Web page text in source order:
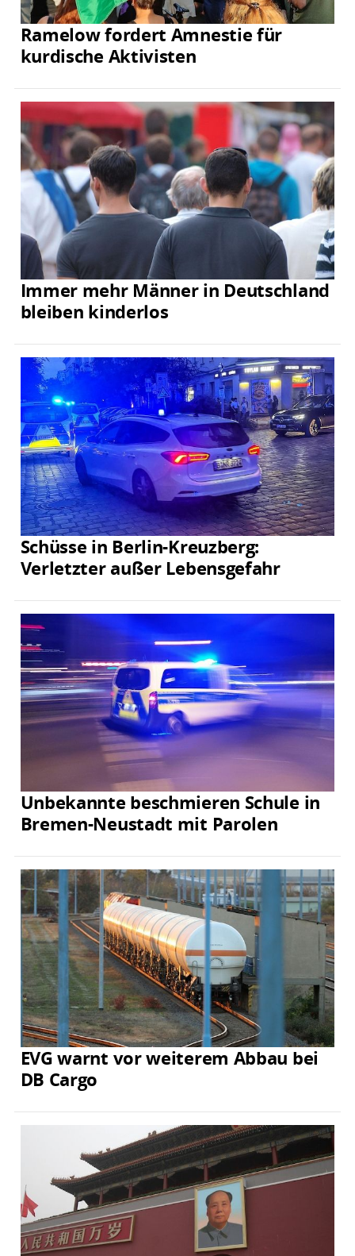
Ramelow fordert Amnestie für
kurdische Aktivisten
Immer mehr Männer in Deutschland
bleiben kinderlos
Schüsse in Berlin-Kreuzberg:
Verletzter außer Lebensgefahr
Unbekannte beschmieren Schule in
Bremen-Neustadt mit Parolen
EVG warnt vor weiterem Abbau bei
DB Cargo